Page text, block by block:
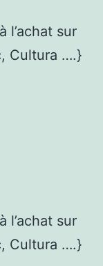
l’achat sur
Cultura ….}
l’achat sur
Cultura ….}